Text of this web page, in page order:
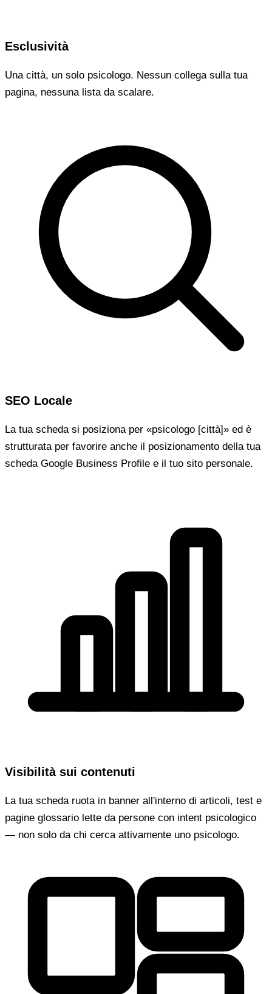
Esclusività
Una città, un solo psicologo. Nessun collega sulla tua
pagina, nessuna lista da scalare.
SEO Locale
La tua scheda si posiziona per «psicologo [città]» ed è
strutturata per favorire anche il posizionamento della tua
scheda Google Business Profile e il tuo sito personale.
Visibilità sui contenuti
La tua scheda ruota in banner all'interno di articoli, test e
pagine glossario lette da persone con intent psicologico
— non solo da chi cerca attivamente uno psicologo.